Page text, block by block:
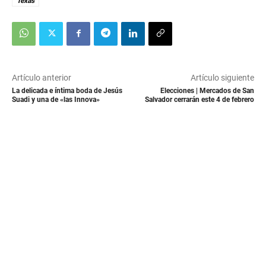
Artículo anterior
La delicada e íntima boda de Jesús
Suadi y una de «las Innova»
Artículo siguiente
Elecciones | Mercados de San
Salvador cerrarán este 4 de febrero